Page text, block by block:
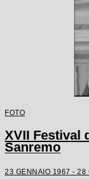
FOTO
XVII Festival
Sanremo
23 GENNAIO 1967 - 28